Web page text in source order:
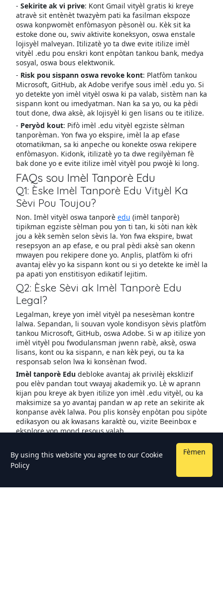
- Sekirite ak vi prive: Kont Gmail vityèl gratis ki kreye
atravè sit entènèt twazyèm pati ka fasilman ekspoze
oswa konpwomèt enfòmasyon pèsonèl ou. Kèk sit ka
estoke done ou, swiv aktivite koneksyon, oswa enstale
lojisyèl malveyan. Itilizatè yo ta dwe evite itilize imèl
vityèl .edu pou enskri kont enpòtan tankou bank, medya
sosyal, oswa bous elektwonik.
- Risk pou sispann oswa revoke kont: Platfòm tankou
Microsoft, GitHub, ak Adobe verifye sous imèl .edu yo. Si
yo detekte yon imèl vityèl oswa ki pa valab, sistèm nan ka
sispann kont ou imedyatman. Nan ka sa yo, ou ka pèdi
tout done, dwa aksè, ak lojisyèl ki gen lisans ou te itilize.
- Peryòd kout: Pifò imèl .edu vityèl egziste sèlman
tanporèman. Yon fwa yo ekspire, imèl la ap efase
otomatikman, sa ki anpeche ou konekte oswa rekipere
enfòmasyon. Kidonk, itilizatè yo ta dwe regilyèman fè
bak done yo e evite itilize imèl vityèl pou pwojè ki long.
FAQs sou Imèl Tanporè Edu
Q1: Èske Imèl Tanporè Edu Vityèl Ka
Sèvi Pou Toujou?
Non. Imèl vityèl oswa tanporè edu (imèl tanporè)
tipikman egziste sèlman pou yon ti tan, ki sòti nan kèk
jou a kèk semèn selon sèvis la. Yon fwa ekspire, bwat
resepsyon an ap efase, e ou pral pèdi aksè san okenn
mwayen pou rekipere done yo. Anplis, platfòm ki ofri
avantaj elèv yo ka sispann kont ou si yo detekte ke imèl la
pa apati yon enstitisyon edikatif lejitim.
Q2: Èske Sèvi ak Imèl Tanporè Edu
Legal?
Legalman, kreye yon imèl vityèl pa nesesèman kontre
lalwa. Sepandan, li souvan vyole kondisyon sèvis platfòm
tankou Microsoft, GitHub, oswa Adobe. Si w ap itilize yon
imèl vityèl pou fwodulansman jwenn rabè, aksè, oswa
lisans, kont ou ka sispann, e nan kèk peyi, ou ta ka
responsab selon lwa ki konsènan fwod.
Imèl tanporè Edudebloke avantaj ak privilèj eksklizif
pou elèv pandan tout vwayaj akademik yo. Lè w aprann
kijan pou kreye ak byen itilize yon imèl .edu vityèl, ou ka
maksimize sa yo avantaj pandan w ap rete an sekirite ak
konpanse avèk lalwa. Pou plis konsèy enpòtan pou sipòte
edikasyon ou ak kwasans karaktè ou, vizite Beeinbox e
eksplore yon mond resous valab
By using this website you agree to our Cookie
Policy
Fèmen